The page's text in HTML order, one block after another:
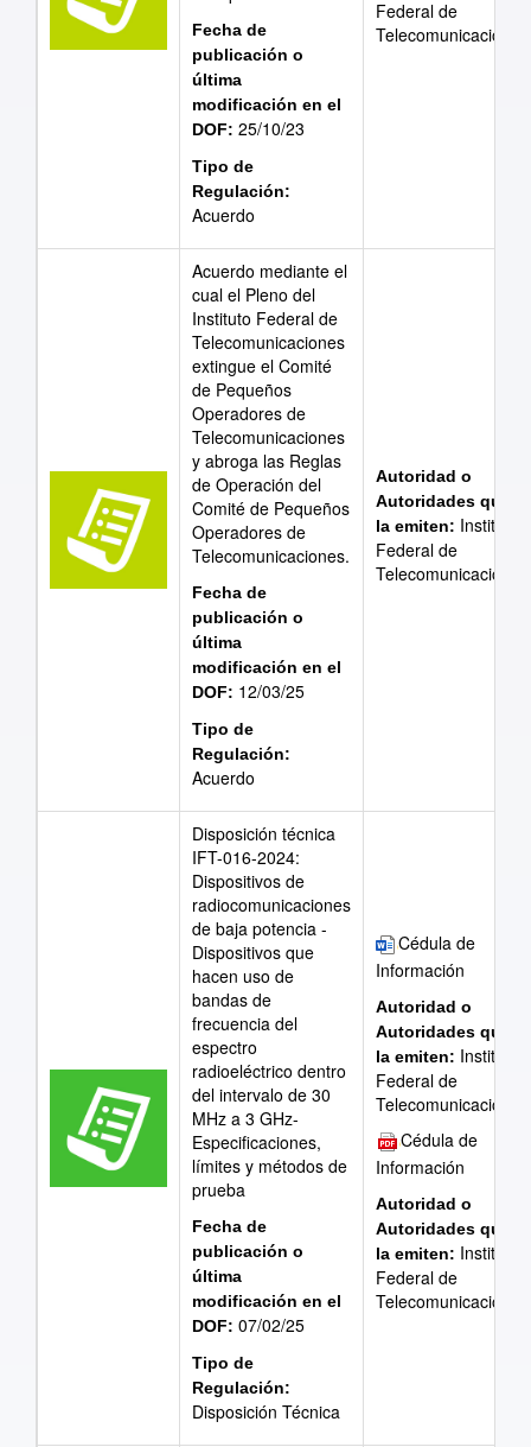
Fecha de
publicación o
última
modificación en el
DOF: 25/10/23
Tipo de
Regulación:
Acuerdo
Federal de
Telecomunicaciones
Acuerdo mediante el
cual el Pleno del
Instituto Federal de
Telecomunicaciones
extingue el Comité
de Pequeños
Operadores de
Telecomunicaciones
y abroga las Reglas
de Operación del
Comité de Pequeños
Operadores de
Telecomunicaciones.
Fecha de
publicación o
última
modificación en el
DOF: 12/03/25
Tipo de
Regulación:
Acuerdo
Autoridad o
Autoridades que
la emiten: Instituto
Federal de
Telecomunicaciones
Disposición técnica
IFT-016-2024:
Dispositivos de
radiocomunicaciones
de baja potencia -
Dispositivos que
hacen uso de
bandas de
frecuencia del
espectro
radioeléctrico dentro
del intervalo de 30
MHz a 3 GHz-
Especificaciones,
límites y métodos de
prueba
Fecha de
publicación o
última
modificación en el
DOF: 07/02/25
Tipo de
Regulación:
Disposición Técnica
Cédula de
Información
Autoridad o
Autoridades que
la emiten: Instituto
Federal de
Telecomunicaciones
Cédula de
Información
Autoridad o
Autoridades que
la emiten: Instituto
Federal de
Telecomunicaciones